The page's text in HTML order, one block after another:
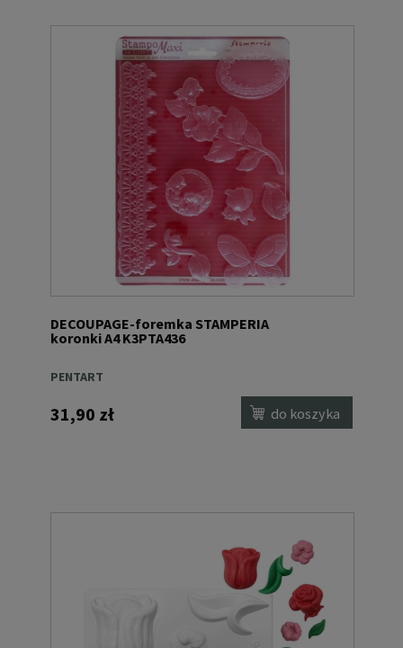
DECOUPAGE-foremka STAMPERIA
koronki A4 K3PTA436
PENTART
31,90 zł do koszyka